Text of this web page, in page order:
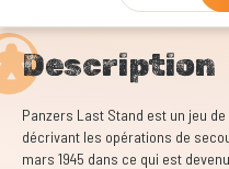
Description
Panzers Last Stand est un jeu
décrivant les opérations de
mars 1945 dans ce qui est